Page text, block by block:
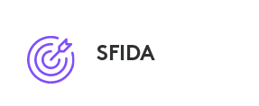
SFIDA